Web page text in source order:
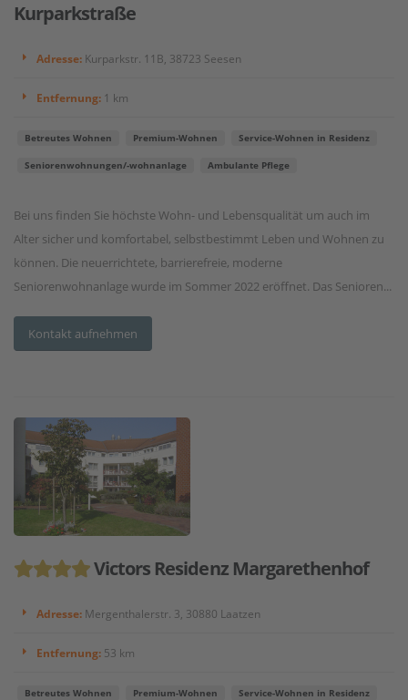
Kurparkstraße
Adresse: Kurparkstr. 11B, 38723 Seesen
Entfernung: 1 km
Betreutes Wohnen Premium-Wohnen Service-Wohnen in Residenz
Seniorenwohnungen/-wohnanlage Ambulante Pflege
Bei uns finden Sie höchste Wohn- und Lebensqualität um auch im
Alter sicher und komfortabel, selbstbestimmt Leben und Wohnen zu
können. Die neuerrichtete, barrierefreie, moderne
Seniorenwohnanlage wurde im Sommer 2022 eröffnet. Das Senioren...
Kontakt aufnehmen
Victors Residenz Margarethenhof
Adresse: Mergenthalerstr. 3, 30880 Laatzen
Entfernung: 53 km
Betreutes Wohnen Premium-Wohnen Service-Wohnen in Residenz